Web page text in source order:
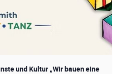
und Kultur „Wir bauen eine